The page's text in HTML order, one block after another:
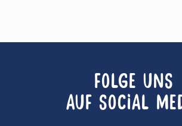
FOLGE UNS
AUF SOCIAL